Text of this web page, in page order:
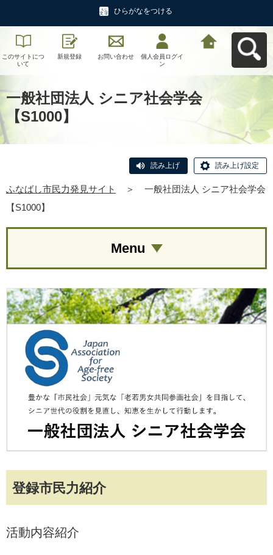
ひらがなをつける
このサイトにつ
いて
新規登録 お問い合わせ
個人会員ログイ
ン
一般社団法人 シニア社会学会
【S1000】
読み上げ 読み上げ設定
ふなばし市民力発見サイト ＞
一般社団法人 シニア社会学会
【S1000】
登録市民力紹介
活動内容紹介
Menu